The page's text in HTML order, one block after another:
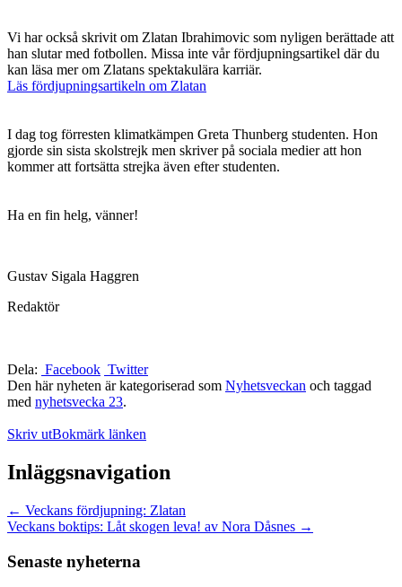
Vi har också skrivit om Zlatan Ibrahimovic som nyligen berättade att
han slutar med fotbollen. Missa inte vår fördjupningsartikel där du
kan läsa mer om Zlatans spektakulära karriär.
Läs fördjupningsartikeln om Zlatan
I dag tog förresten klimatkämpen Greta Thunberg studenten. Hon
gjorde sin sista skolstrejk men skriver på sociala medier att hon
kommer att fortsätta strejka även efter studenten.
Ha en fin helg, vänner!
Gustav Sigala Haggren
Redaktör
Dela: Facebook Twitter
Den här nyheten är kategoriserad som Nyhetsveckan och taggad
med nyhetsvecka 23.
Skriv utBokmärk länken
Inläggsnavigation
← Veckans fördjupning: Zlatan
Veckans boktips: Låt skogen leva! av Nora Dåsnes →
Senaste nyheterna